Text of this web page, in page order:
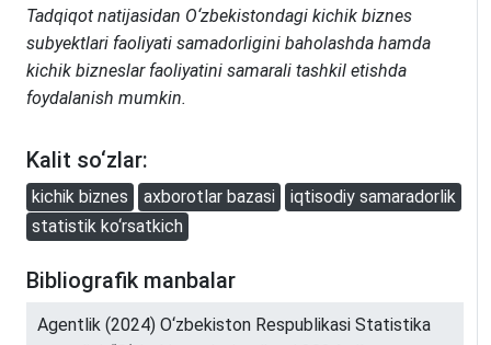
Tadqiqot natijasidan O‘zbekistondagi kichik biznes
subyektlari faoliyati samadorligini baholashda hamda
kichik bizneslar faoliyatini samarali tashkil etishda
foydalanish mumkin.
Kalit so‘zlar:
kichik biznes axborotlar bazasi
iqtisodiy samaradorlik
statistik ko‘rsatkich
Bibliografik manbalar
Agentlik (2024) O‘zbekiston Respublikasi Statistika